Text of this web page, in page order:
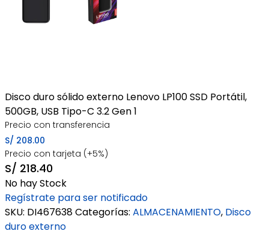
Disco duro sólido externo Lenovo LP100 SSD Portátil,
500GB, USB Tipo-C 3.2 Gen 1
Precio con transferencia
S/ 208.00
Precio con tarjeta (+5%)
S/ 218.40
No hay Stock
Regístrate para ser notificado
SKU: DI467638Categorías: ALMACENAMIENTO, Disco
duro externo